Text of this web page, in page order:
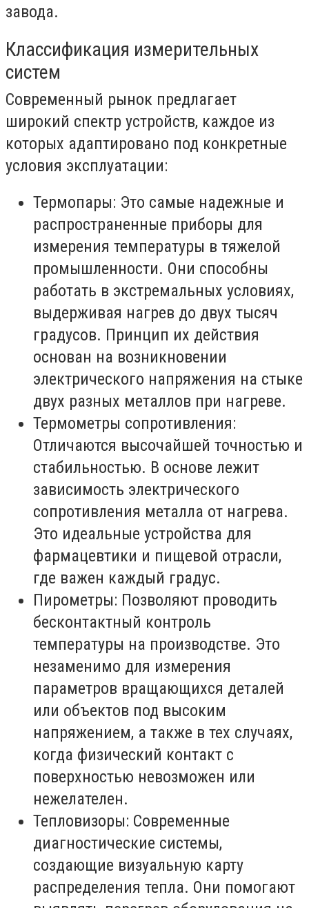
завода.
Классификация измерительных
систем
Современный рынок предлагает
широкий спектр устройств, каждое из
которых адаптировано под конкретные
условия эксплуатации:
Термопары: Это самые надежные и
распространенные приборы для
измерения температуры в тяжелой
промышленности. Они способны
работать в экстремальных условиях,
выдерживая нагрев до двух тысяч
градусов. Принцип их действия
основан на возникновении
электрического напряжения на стыке
двух разных металлов при нагреве.
Термометры сопротивления:
Отличаются высочайшей точностью и
стабильностью. В основе лежит
зависимость электрического
сопротивления металла от нагрева.
Это идеальные устройства для
фармацевтики и пищевой отрасли,
где важен каждый градус.
Пирометры: Позволяют проводить
бесконтактный контроль
температуры на производстве. Это
незаменимо для измерения
параметров вращающихся деталей
или объектов под высоким
напряжением, а также в тех случаях,
когда физический контакт с
поверхностью невозможен или
нежелателен.
Тепловизоры: Современные
диагностические системы,
создающие визуальную карту
распределения тепла. Они помогают